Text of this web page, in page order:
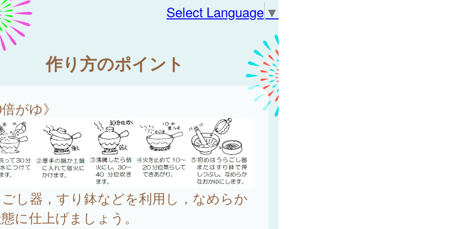
Select Language ▼
作り方のポイント
がゆ》
し器，すり鉢などを利用し，なめらか
に仕上げましょう。